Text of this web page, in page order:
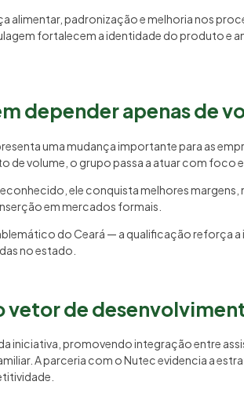
alimentar, padronização e melhoria nos
fortalecem a identidade do produto e
depender apenas de
uma mudança importante para as
de volume, o grupo passa a atuar com foco
ele conquista melhores margens,
em mercados formais.
do Ceará — a qualificação reforça a
no estado.
vetor de
iniciativa, promovendo integração entre
A parceria com o Nutec evidencia a